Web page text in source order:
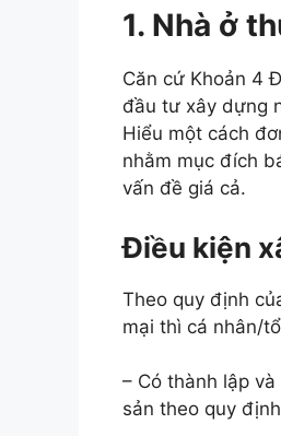
1. Nhà ở
Căn cứ Khoản 4
đầu tư xây dựng
Hiểu một cách
nhằm mục đích
vấn đề giá cả.
Điều kiện
Theo quy định
mại thì cá nhân/
– Có thành lập
sản theo quy